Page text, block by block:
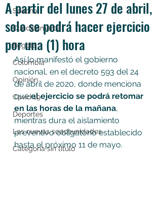
Soacha
Cundinamarca
Bogotá
Colombia
Opinión
Covid 19
Deportes
Las nuevas soachunidades
Categoría sin título
A partir del lunes 27 de abril,
solo se podrá hacer ejercicio
por una (1) hora
Así lo manifestó el gobierno
nacional, en el decreto 593 del 24
de abril de 2020, donde menciona
que el ejercicio se podrá retomar
en las horas de la mañana,
mientras dura el aislamiento
preventivo obligatorio establecido
hasta el próximo 11 de mayo.